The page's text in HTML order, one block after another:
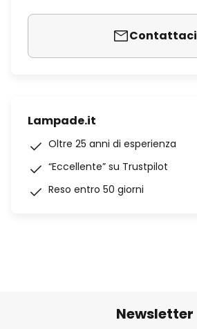
Contattaci
Lampade.it
Oltre 25 anni di esperienza
“Eccellente” su Trustpilot
Reso entro 50 giorni
Newsletter